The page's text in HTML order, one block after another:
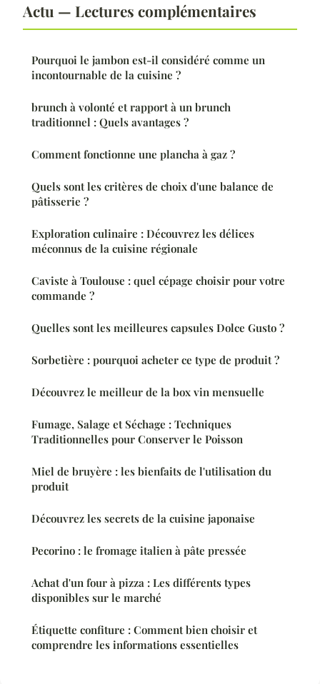
Actu — Lectures complémentaires
Pourquoi le jambon est-il considéré comme un
incontournable de la cuisine ?
brunch à volonté et rapport à un brunch
traditionnel : Quels avantages ?
Comment fonctionne une plancha à gaz ?
Quels sont les critères de choix d'une balance de
pâtisserie ?
Exploration culinaire : Découvrez les délices
méconnus de la cuisine régionale
Caviste à Toulouse : quel cépage choisir pour votre
commande ?
Quelles sont les meilleures capsules Dolce Gusto ?
Sorbetière : pourquoi acheter ce type de produit ?
Découvrez le meilleur de la box vin mensuelle
Fumage, Salage et Séchage : Techniques
Traditionnelles pour Conserver le Poisson
Miel de bruyère : les bienfaits de l'utilisation du
produit
Découvrez les secrets de la cuisine japonaise
Pecorino : le fromage italien à pâte pressée
Achat d'un four à pizza : Les différents types
disponibles sur le marché
Étiquette confiture : Comment bien choisir et
comprendre les informations essentielles